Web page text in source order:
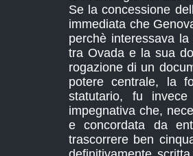
Se la concessione
immediata che
perchè interessava
tra Ovada e la sua
rogazione di un
potere centrale, la
statutario, fu
impegnativa che,
e concordata da
trascorrere ben